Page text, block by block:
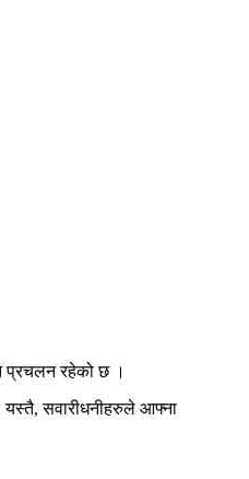
प्रचलन रहेको छ ।
यस्तै, सवारीधनीहरुले आफ्ना